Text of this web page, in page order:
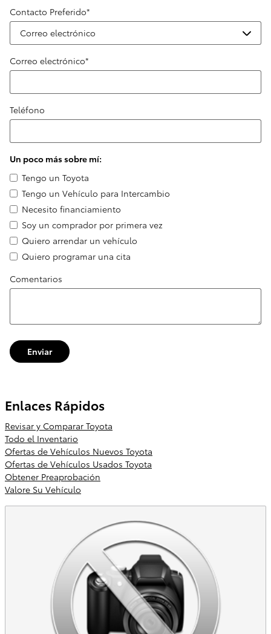
Contacto Preferido*
Correo electrónico*
Teléfono
Un poco más sobre mí:
Tengo un Toyota
Tengo un Vehículo para Intercambio
Necesito financiamiento
Soy un comprador por primera vez
Quiero arrendar un vehículo
Quiero programar una cita
Comentarios
Enviar
Enlaces Rápidos
Revisar y Comparar Toyota
Todo el Inventario
Ofertas de Vehículos Nuevos Toyota
Ofertas de Vehículos Usados Toyota
Obtener Preaprobación
Valore Su Vehículo